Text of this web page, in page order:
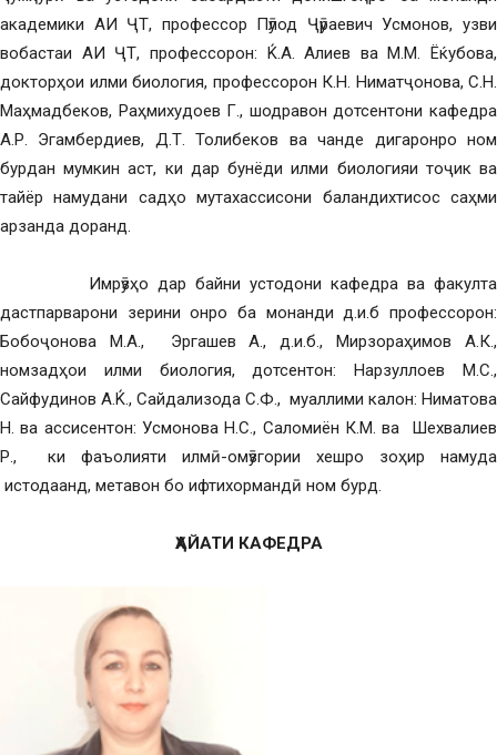
академики АИ ҶТ, профессор Пӯлод Ҷӯраевич Усмонов, узви
вобастаи АИ ҶТ, профессорон: Ќ.А. Алиев ва М.М. Ёќубова,
докторҳои илми биология, профессорон К.Н. Ниматҷонова, С.Н.
Маҳмадбеков, Раҳмихудоев Г., шодравон дотсентони кафедра
А.Р. Эгамбердиев, Д.Т. Толибеков ва чанде дигаронро ном
бурдан мумкин аст, ки дар бунёди илми биологияи тоҷик ва
тайёр намудани садҳо мутахассисони баландихтисос саҳми
арзанда доранд.
Имрӯзҳо дар байни устодони кафедра ва факулта
дастпарварони зерини онро ба монанди д.и.б профессорон:
Бобоҷонова М.А., Эргашев А., д.и.б., Мирзораҳимов А.К.,
номзадҳои илми биология, дотсентон: Нарзуллоев М.С.,
Сайфудинов А.Ќ., Сайдализода С.Ф., муаллими калон: Ниматова
Н. ва ассисентон: Усмонова Н.С., Саломиён К.М. ва Шехвалиев
Р., ки фаъолияти илмӣ-омӯзгории хешро зоҳир намуда
истодаанд, метавон бо ифтихормандӣ ном бурд.
ҲАЙАТИ КАФЕДРА